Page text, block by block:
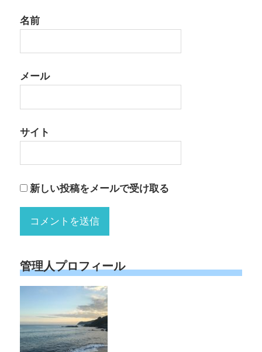
名前
メール
サイト
新しい投稿をメールで受け取る
管理人プロフィール